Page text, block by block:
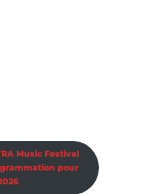
Music Festival
pour